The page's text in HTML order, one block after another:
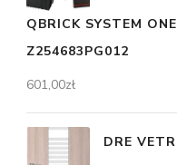
QBRICK SYSTEM
Z254683PG012
601,00zł
DRE